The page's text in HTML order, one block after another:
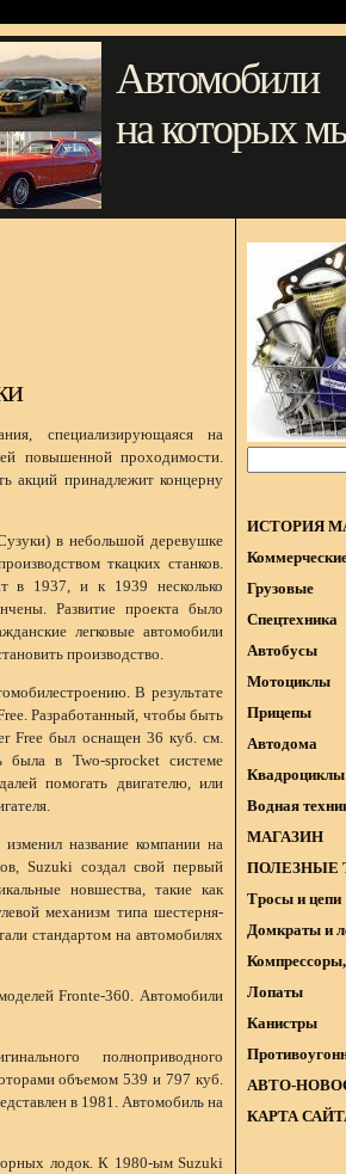
Автомобили
на которых
специализирующаяся на
повышенной проходимости.
акций принадлежит концерну
в небольшой деревушке
ткацких станков.
в 1937, и к 1939 несколько
Развитие проекта было
легковые автомобили
производство.
В результате
Разработанный, чтобы быть
Free был оснащен 36 куб. см.
была в Two-sprocket системе
помогать двигателю, или
название компании на
Suzuki создал свой первый
новшества, такие как
механизм типа шестерня-
стандартом на автомобилях
Fronte-360. Автомобили
полноприводного
объемом 539 и 797 куб.
в 1981. Автомобиль на
лодок. К 1980-ым Suzuki
ИСТОРИЯ
Грузовые
Спецтехника
Автобусы
Мотоциклы
Прицепы
Автодома
Квадроциклы
Водная
МАГАЗИН
ПОЛЕЗНЫЕ
Тросы и цепи
Домкраты и
Лопаты
Канистры
АВТО-
КАРТА